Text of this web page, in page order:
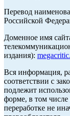
Перевод
Российской
Доменное имя
издания):
Вся информация,
соответствии с
подлежит
форме, в том
переработке не